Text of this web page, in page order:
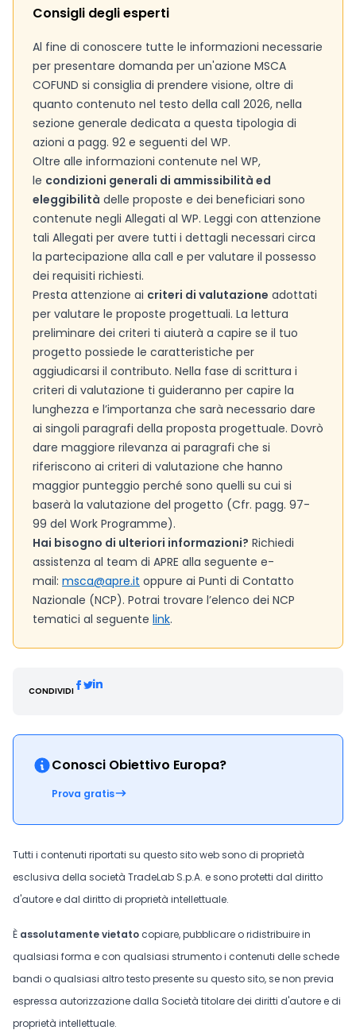
Consigli degli esperti
Al fine di conoscere tutte le informazioni necessarie
per presentare domanda per un'azione MSCA
COFUND si consiglia di prendere visione, oltre di
quanto contenuto nel testo della call 2026, nella
sezione generale dedicata a questa tipologia di
azioni a pagg. 92 e seguenti del WP.
Oltre alle informazioni contenute nel WP,
le condizioni generali di ammissibilità ed
eleggibilità delle proposte e dei beneficiari sono
contenute negli Allegati al WP. Leggi con attenzione
tali Allegati per avere tutti i dettagli necessari circa
la partecipazione alla call e per valutare il possesso
dei requisiti richiesti.
Presta attenzione ai criteri di valutazione adottati
per valutare le proposte progettuali. La lettura
preliminare dei criteri ti aiuterà a capire se il tuo
progetto possiede le caratteristiche per
aggiudicarsi il contributo. Nella fase di scrittura i
criteri di valutazione ti guideranno per capire la
lunghezza e l’importanza che sarà necessario dare
ai singoli paragrafi della proposta progettuale. Dovrò
dare maggiore rilevanza ai paragrafi che si
riferiscono ai criteri di valutazione che hanno
maggior punteggio perché sono quelli su cui si
baserà la valutazione del progetto (Cfr. pagg. 97-
99 del Work Programme).
Hai bisogno di ulteriori informazioni? Richiedi
assistenza al team di APRE alla seguente e-
mail: msca@apre.it oppure ai Punti di Contatto
Nazionale (NCP). Potrai trovare l’elenco dei NCP
tematici al seguente link.
CONDIVIDI
Conosci Obiettivo Europa?
Prova gratis
Tutti i contenuti riportati su questo sito web sono di proprietà
esclusiva della società TradeLab S.p.A. e sono protetti dal diritto
d'autore e dal diritto di proprietà intellettuale.
È assolutamente vietato copiare, pubblicare o ridistribuire in
qualsiasi forma e con qualsiasi strumento i contenuti delle schede
bandi o qualsiasi altro testo presente su questo sito, se non previa
espressa autorizzazione dalla Società titolare dei diritti d'autore e di
proprietà intellettuale.